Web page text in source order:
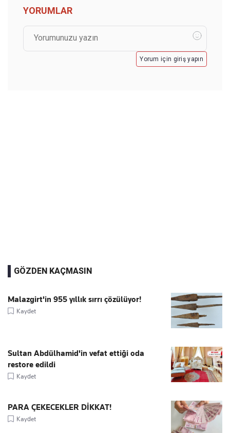
YORUMLAR
Yorum için giriş yapın
GÖZDEN KAÇMASIN
Malazgirt'in 955 yıllık sırrı çözülüyor!
Kaydet
Sultan Abdülhamid'in vefat ettiği oda
restore edildi
Kaydet
PARA ÇEKECEKLER DİKKAT!
Kaydet